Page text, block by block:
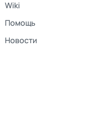
Wiki
Помощь
Новости